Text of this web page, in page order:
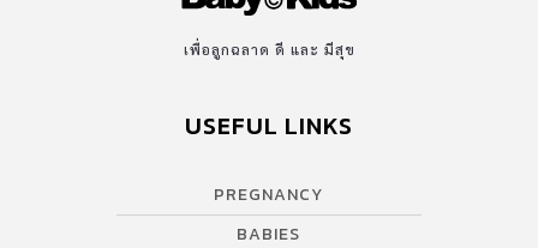
เพื่อลูกฉลาด ดี และ มีสุข
USEFUL LINKS
PREGNANCY
BABIES